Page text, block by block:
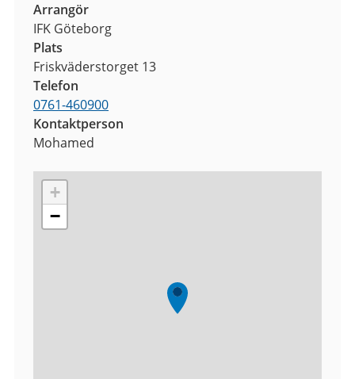
Arrangör
IFK Göteborg
Plats
Friskväderstorget 13
Telefon
0761-460900
Kontaktperson
Mohamed
+
−